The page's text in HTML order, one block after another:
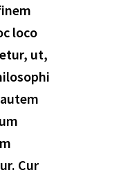
loco
ut,
Cur